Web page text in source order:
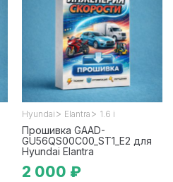
Hyundai > Elantra > 1.6 i
Прошивка GAAD-
GU56QS00C00_ST1_E2 для
Hyundai Elantra
2 000 ₽